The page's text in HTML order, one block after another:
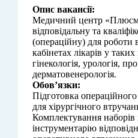
Опис вакансії:
Медичний центр
відповідальну та
(операційну) для роботи
кабінетах лікарів у
гінекологія, урологія,
дерматовенерологія.
Обов’язки:
Підготовка
для хірургічного
Комплектування
інструментарію